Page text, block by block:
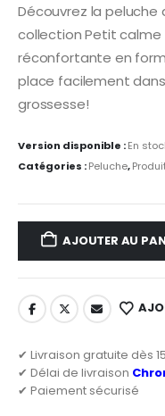
Découvrez la
collection Petit calme
réconfortante en
place facilement
grossesse!
Version disponible :En
Catégories :Peluche,
AJOUTER AU
✔ Livraison gratuite dès
✔ Délai de livraison
✔ Paiement sécurisé